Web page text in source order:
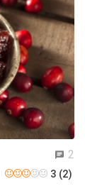
2
3 (2)